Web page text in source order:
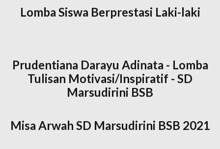
Lomba Siswa Berprestasi Laki-laki
Prudentiana Darayu Adinata - Lomba
Tulisan Motivasi/Inspiratif - SD
Marsudirini BSB
Misa Arwah SD Marsudirini BSB 2021​